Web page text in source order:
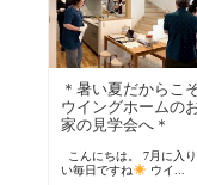
＊暑い夏だからこ
ウイングホームの
家の見学会へ＊
こんにちは。 7月に入
い毎日ですね
ウイ...